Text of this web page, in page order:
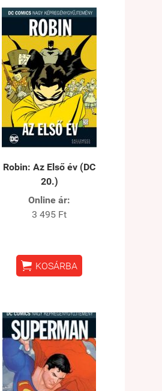
Robin: Az Első év (DC
20.)
Online ár:
3 495 Ft
 KOSÁRBA